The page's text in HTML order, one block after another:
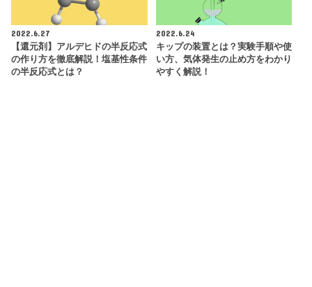
2022.6.27
【還元剤】アルデヒドの半反応式
の作り方を徹底解説！塩基性条件
の半反応式とは？
2022.6.24
キップの装置とは？実験手順や使
い方、気体発生の止め方をわかり
やすく解説！